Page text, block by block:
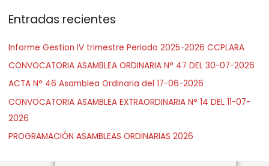
X
Actas
Secretaría de Finanzas
Biblioteca
a
:
Entradas recientes
Informe Gestion IV trimestre Periodo 2025-2026 CCPLARA
CONVOCATORIA ASAMBLEA ORDINARIA N° 47 DEL 30-07-2026
ACTA N° 46 Asamblea Ordinaria del 17-06-2026
CONVOCATORIA ASAMBLEA EXTRAORDINARIA N° 14 DEL 11-07-
2026
PROGRAMACIÓN ASAMBLEAS ORDINARIAS 2026